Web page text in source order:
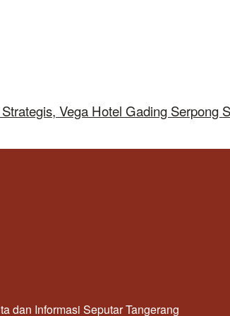
Vega Hotel Gading Serpong
dan Informasi Seputar Tangerang